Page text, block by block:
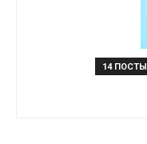
14 ПОСТЫ